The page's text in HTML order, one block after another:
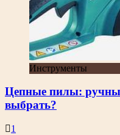
Инструменты
Цепные пилы:
выбрать?
1